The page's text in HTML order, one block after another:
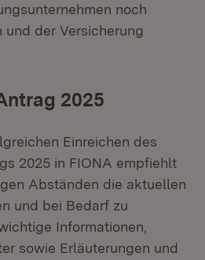
noch
der Versicherung
2025
Einreichen des
2025 in FIONA empfiehlt
Abständen die aktuellen
und bei Bedarf zu
Informationen,
sowie Erläuterungen und